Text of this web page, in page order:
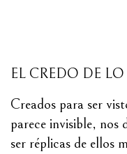
EL CREDO DE
Creados para ser
parece invisible, nos
ser réplicas de ellos